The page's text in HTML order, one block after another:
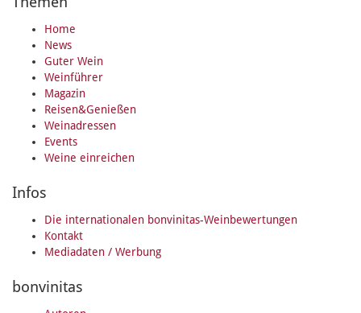
Home
News
Guter Wein
Weinführer
Magazin
Reisen&Genießen
Weinadressen
Events
Weine einreichen
Infos
Die internationalen bonvinitas-Weinbewertungen
Kontakt
Mediadaten / Werbung
bonvinitas